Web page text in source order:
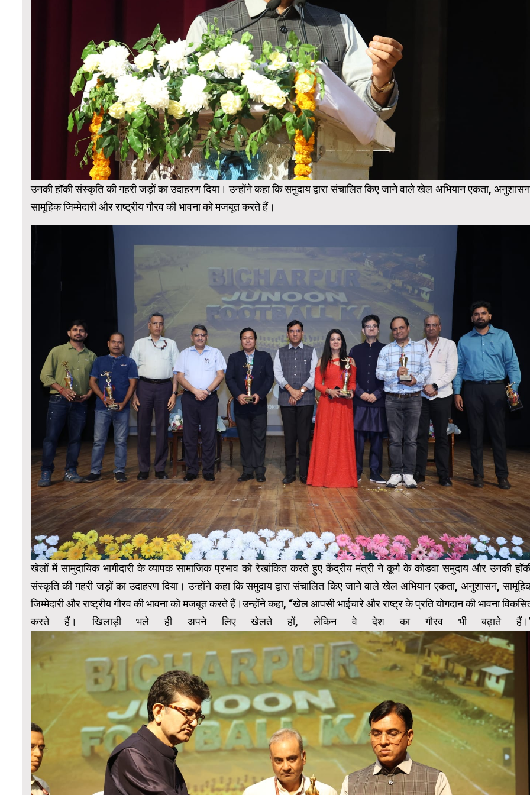
उनकी हॉकी संस्कृति की गहरी जड़ों का उदाहरण दिया। उन्होंने कहा कि समुदाय द्वारा संचालित किए जाने वाले खेल अभियान एकता,
सामूहिक जिम्मेदारी और राष्ट्रीय गौरव की भावना को मजबूत करते हैं।
खेलों में सामुदायिक भागीदारी के व्यापक सामाजिक प्रभाव को रेखांकित करते हुए केंद्रीय मंत्री ने कूर्ग के कोडवा समुदाय और उनकी
संस्कृति की गहरी जड़ों का उदाहरण दिया। उन्होंने कहा कि समुदाय द्वारा संचालित किए जाने वाले खेल अभियान एकता, अनुशासन,
जिम्मेदारी और राष्ट्रीय गौरव की भावना को मजबूत करते हैं।उन्होंने कहा, “खेल आपसी भाईचारे और राष्ट्र के प्रति योगदान की भावना
करते हैं। खिलाड़ी भले ही अपने लिए खेलते हों, लेकिन वे देश का गौरव भी बढ़ाते